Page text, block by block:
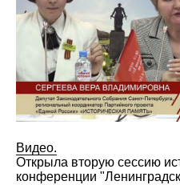
Видео.
Открыла вторую сессию
конференции